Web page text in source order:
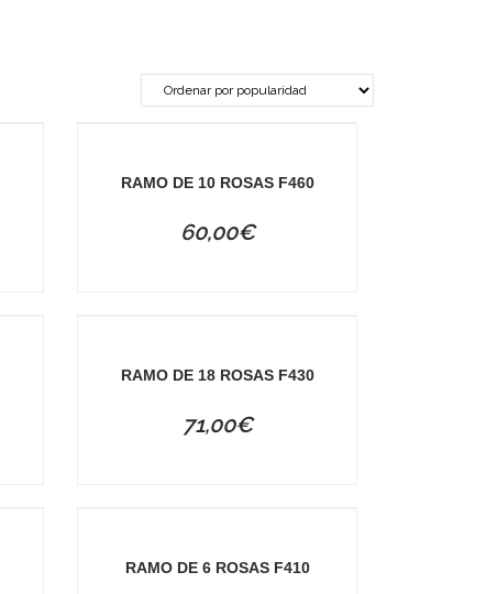
RAMO DE 10 ROSAS F460
60,00€
RAMO DE 18 ROSAS F430
71,00€
RAMO DE 6 ROSAS F410